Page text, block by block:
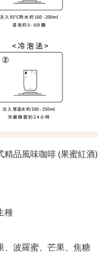
精品風味咖啡 (果蜜紅酒)
種
、波羅蜜、芒果、焦糖